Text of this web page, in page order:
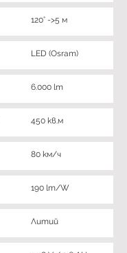
120° ->5 м
LED (Osram)
6.000 lm
450 кв.м
80 км/ч
190 lm/W
Литий